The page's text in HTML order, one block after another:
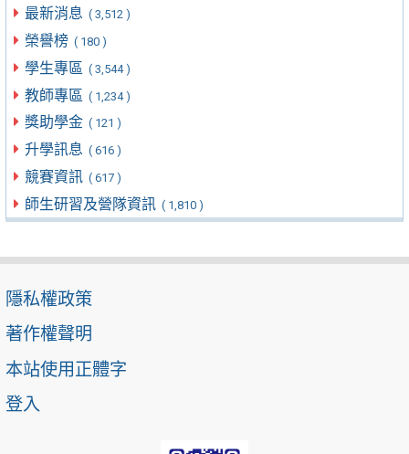
最新消息 ( 3,512 )
榮譽榜 ( 180 )
學生專區 ( 3,544 )
教師專區 ( 1,234 )
獎助學金 ( 121 )
升學訊息 ( 616 )
競賽資訊 ( 617 )
師生研習及營隊資訊 ( 1,810 )
隱私權政策
著作權聲明
本站使用正體字
登入